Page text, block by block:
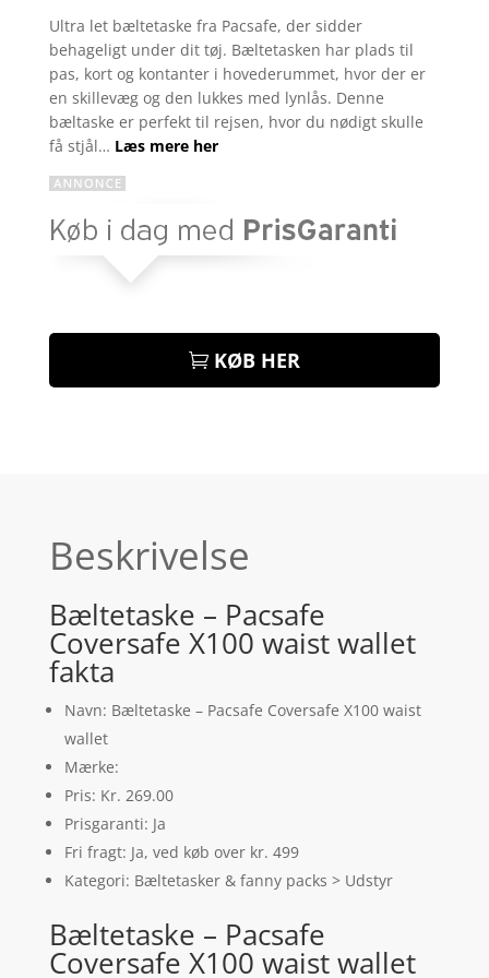
ud af 5
baseret på
kundebedø
mmelser
Ultra let bæltetaske fra Pacsafe, der sidder
behageligt under dit tøj. Bæltetasken har plads til
pas, kort og kontanter i hovederummet, hvor der er
en skillevæg og den lukkes med lynlås. Denne
bæltaske er perfekt til rejsen, hvor du nødigt skulle
få stjål… Læs mere her
KØB HER
Beskrivelse
Bæltetaske – Pacsafe
Coversafe X100 waist wallet
fakta
Navn: Bæltetaske – Pacsafe Coversafe X100 waist
wallet
Mærke:
Pris: Kr. 269.00
Prisgaranti: Ja
Fri fragt: Ja, ved køb over kr. 499
Kategori: Bæltetasker & fanny packs > Udstyr
Bæltetaske – Pacsafe
Coversafe X100 waist wallet